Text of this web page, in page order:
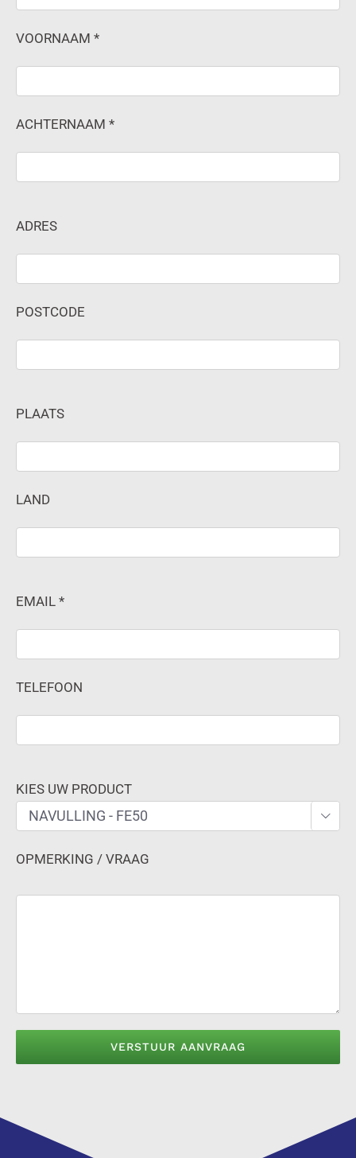
VOORNAAM *
ACHTERNAAM *
ADRES
POSTCODE
PLAATS
LAND
EMAIL *
TELEFOON
KIES UW PRODUCT

OPMERKING / VRAAG